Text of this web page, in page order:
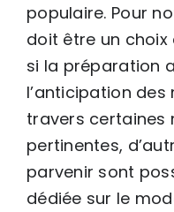
populaire. Pour
doit être un choix
si la préparation
l’anticipation
travers certaines
pertinentes,
parvenir sont
dédiée sur le